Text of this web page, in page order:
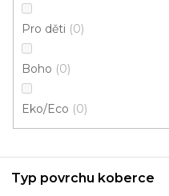
Pro děti 0
Boho 0
Eko/Eco 0
Typ povrchu koberce
Kusový koberec
Skladem externě,